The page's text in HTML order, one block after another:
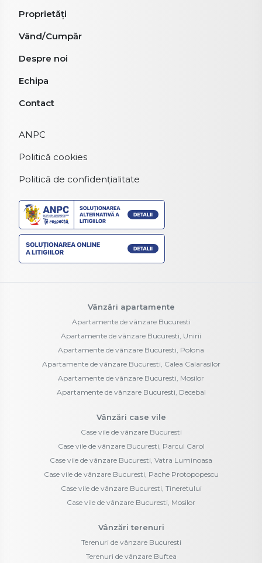
Proprietăți
Vând/Cumpăr
Despre noi
Echipa
Contact
ANPC
Politică cookies
Politică de confidențialitate
Vânzări apartamente
Apartamente de vânzare Bucuresti
Apartamente de vânzare Bucuresti, Unirii
Apartamente de vânzare Bucuresti, Polona
Apartamente de vânzare Bucuresti, Calea Calarasilor
Apartamente de vânzare Bucuresti, Mosilor
Apartamente de vânzare Bucuresti, Decebal
Vânzări case vile
Case vile de vânzare Bucuresti
Case vile de vânzare Bucuresti, Parcul Carol
Case vile de vânzare Bucuresti, Vatra Luminoasa
Case vile de vânzare Bucuresti, Pache Protopopescu
Case vile de vânzare Bucuresti, Tineretului
Case vile de vânzare Bucuresti, Mosilor
Vânzări terenuri
Terenuri de vânzare Bucuresti
Terenuri de vânzare Buftea